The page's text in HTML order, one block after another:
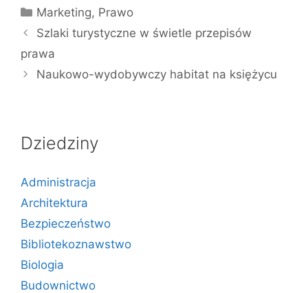
Kategorie
Marketing, Prawo
Szlaki turystyczne w świetle przepisów
prawa
Naukowo-wydobywczy habitat na księżycu
Dziedziny
Administracja
Architektura
Bezpieczeństwo
Bibliotekoznawstwo
Biologia
Budownictwo